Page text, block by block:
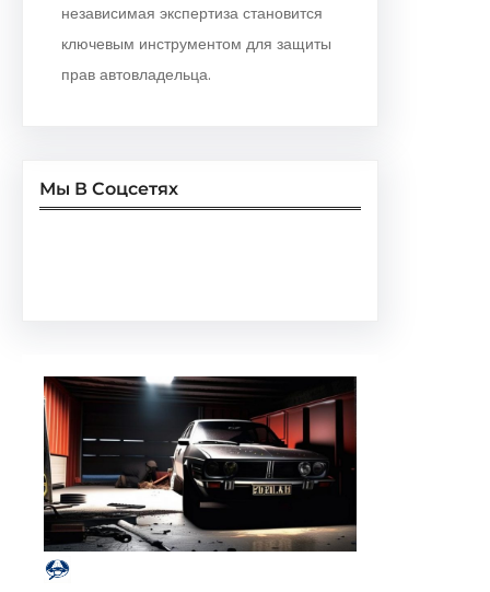
независимая экспертиза становится
ключевым инструментом для защиты
прав автовладельца.
Мы В Соцсетях